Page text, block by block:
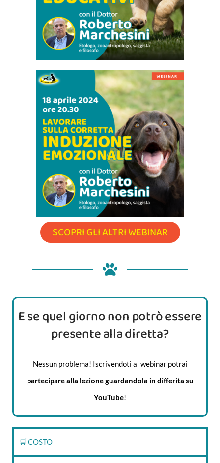
SCOPRI GLI ALTRI WEBINAR
E se quel giorno non potrò essere
presente alla diretta?
Nessun problema! Iscrivendoti al webinar potrai
partecipare alla lezione guardandola in differita su
YouTube!
🛒 COSTO